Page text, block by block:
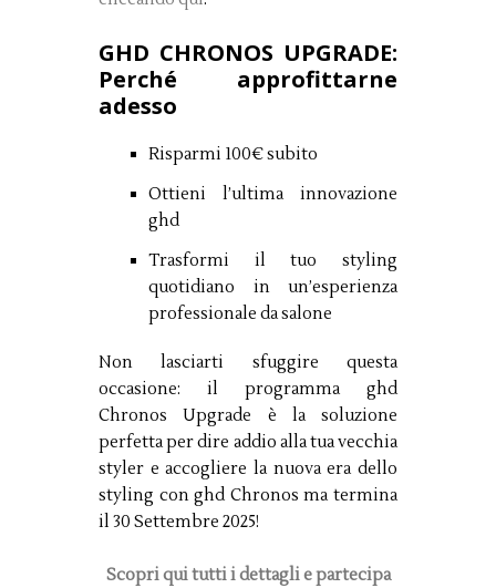
GHD CHRONOS UPGRADE:
Perché approfittarne
adesso
Risparmi 100€ subito
Ottieni l’ultima innovazione
ghd
Trasformi il tuo styling
quotidiano in un’esperienza
professionale da salone
Non lasciarti sfuggire questa
occasione: il programma ghd
Chronos Upgrade è la soluzione
perfetta per dire addio alla tua vecchia
styler e accogliere la nuova era dello
styling con ghd Chronos ma termina
il 30 Settembre 2025!
Scopri qui tutti i dettagli e partecipa